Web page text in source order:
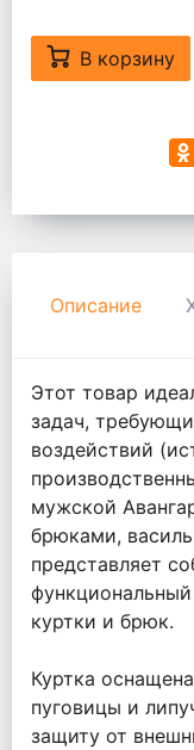
В корзину
Описание
Этот товар
задач,
воздействий
мужской
брюками,
представляет
куртки и брюк.
Куртка
пуговицы и
защиту от